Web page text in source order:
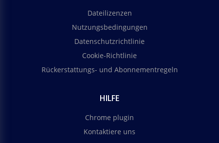
Dateilizenzen
Nutzungsbedingungen
Datenschutzrichtlinie
Cookie-Richtlinie
Rückerstattungs- und Abonnementregeln
HILFE
Chrome plugin
Kontaktiere uns